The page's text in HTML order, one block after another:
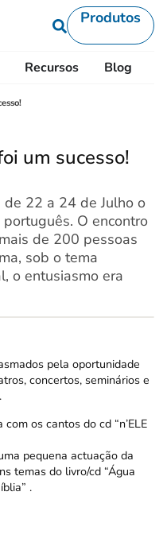
Produtos
Recursos Blog
um sucesso!
de 22 a 24 de Julho o
O encontro
de 200 pessoas
sob o tema
o entusiasmo era
pela oportunidade
concertos, seminários e
os cantos do cd “n’ELE
pequena actuação da
temas do livro/cd “Água
.